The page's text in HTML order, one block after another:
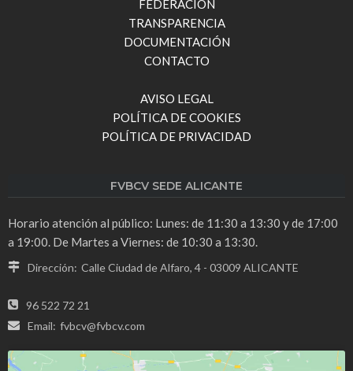
FEDERACIÓN
TRANSPARENCIA
DOCUMENTACIÓN
CONTACTO
AVISO LEGAL
POLÍTICA DE COOKIES
POLÍTICA DE PRIVACIDAD
FVBCV SEDE ALICANTE
Horario atención al público: Lunes: de 11:30 a 13:30 y de 17:00
a 19:00. De Martes a Viernes: de 10:30 a 13:30.
Dirección: Calle Ciudad de Alfaro, 4 - 03009 ALICANTE
96 522 72 21
Email: fvbcv@fvbcv.com